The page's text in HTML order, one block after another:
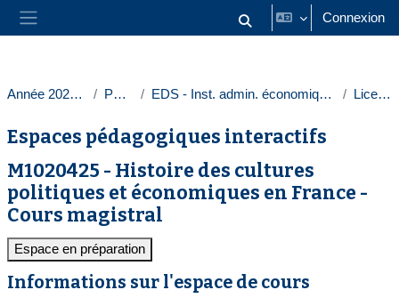
Passer au contenu principal
Panneau latéral Activer/désactiver la saisie
Connexion
Année 2025-2026 Paris 1 EDS - Inst. admin. économique et sociale Licences
Espaces pédagogiques interactifs
M1020425 - Histoire des cultures
politiques et économiques en France -
Cours magistral
Espace en préparation
Informations sur l'espace de cours